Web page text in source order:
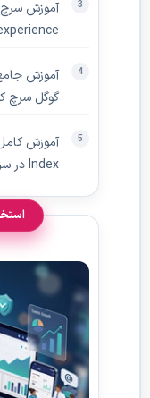
آموزش
گوگل سرچ
Index در سرچ کنسول گوگل چیست؟